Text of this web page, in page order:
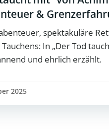
&
spektakuläre
In „Der Tod
und ehrlich erzählt.
2025